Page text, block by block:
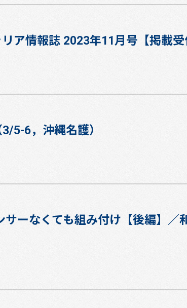
ア情報誌 2023年11月号【掲載受
5-6，沖縄名護）
サーなくても組み付け【後編】